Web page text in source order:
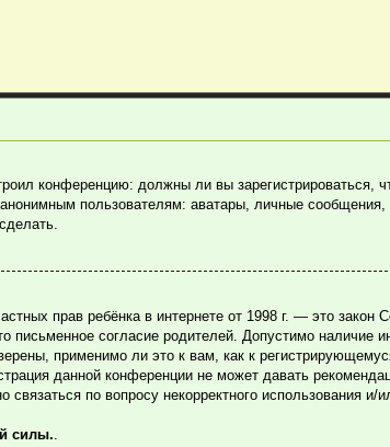
конференцию: должны ли вы
пользователям: аватары, личные сообщения,
прав ребёнка в интернете от 1998 г. — это
согласие родителей. Допустимо наличие
применимо ли это к вам, как к
данной конференции не может давать
по вопросу некорректного использования и/
силы.